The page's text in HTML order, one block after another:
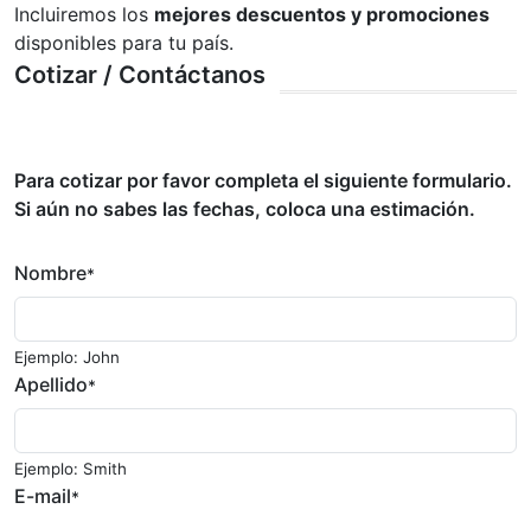
Incluiremos los mejores descuentos y promociones
disponibles para tu país.
Cotizar / Contáctanos
Para cotizar por favor completa el siguiente formulario.
Si aún no sabes las fechas, coloca una estimación.
Nombre*
Ejemplo: John
Apellido*
Ejemplo: Smith
E-mail*